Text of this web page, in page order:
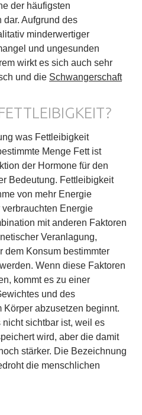
der häufigsten
Aufgrund des
minderwertiger
und ungesunden
wirkt es sich auch sehr
und die Schwangerschaft
was Fettleibigkeit
Menge Fett ist
der Hormone für den
Bedeutung. Fettleibigkeit
von mehr Energie
Energie
mit anderen Faktoren
Veranlagung,
dem Konsum bestimmter
Wenn diese Faktoren
kommt es zu einer
und des
Körper abzusetzen beginnt.
sichtbar ist, weil es
wird, aber die damit
stärker. Die Bezeichnung
die menschlichen